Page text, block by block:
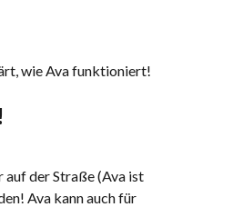
wie Ava funktioniert!
auf der Straße (Ava ist
Ava kann auch für